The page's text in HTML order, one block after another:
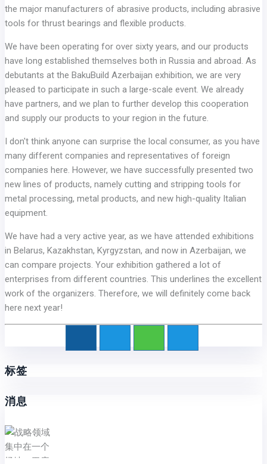
the major manufacturers of abrasive products, including abrasive
tools for thrust bearings and flexible products.
We have been operating for over sixty years, and our products
have long established themselves both in Russia and abroad. As
debutants at the BakuBuild Azerbaijan exhibition, we are very
pleased to participate in such a large-scale event. We already
have partners, and we plan to further develop this cooperation
and supply our products to your region in the future.
I don't think anyone can surprise the local consumer, as you have
many different companies and representatives of foreign
companies here. However, we have successfully presented two
new lines of products, namely cutting and stripping tools for
metal processing, metal products, and new high-quality Italian
equipment.
We have had a very active year, as we have attended exhibitions
in Belarus, Kazakhstan, Kyrgyzstan, and now in Azerbaijan, we
can compare projects. Your exhibition gathered a lot of
enterprises from different countries. This underlines the excellent
work of the organizers. Therefore, we will definitely come back
here next year!
标签
消息